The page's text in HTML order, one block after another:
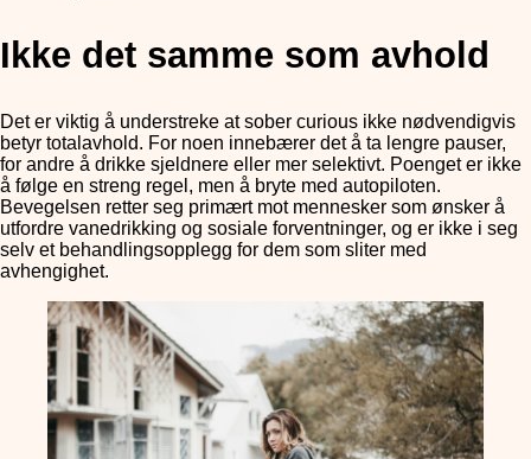
Ikke det samme som avhold
Det er viktig å understreke at sober curious ikke nødvendigvis
betyr totalavhold. For noen innebærer det å ta lengre pauser,
for andre å drikke sjeldnere eller mer selektivt. Poenget er ikke
å følge en streng regel, men å bryte med autopiloten.
Bevegelsen retter seg primært mot mennesker som ønsker å
utfordre vanedrikking og sosiale forventninger, og er ikke i seg
selv et behandlingsopplegg for dem som sliter med
avhengighet.